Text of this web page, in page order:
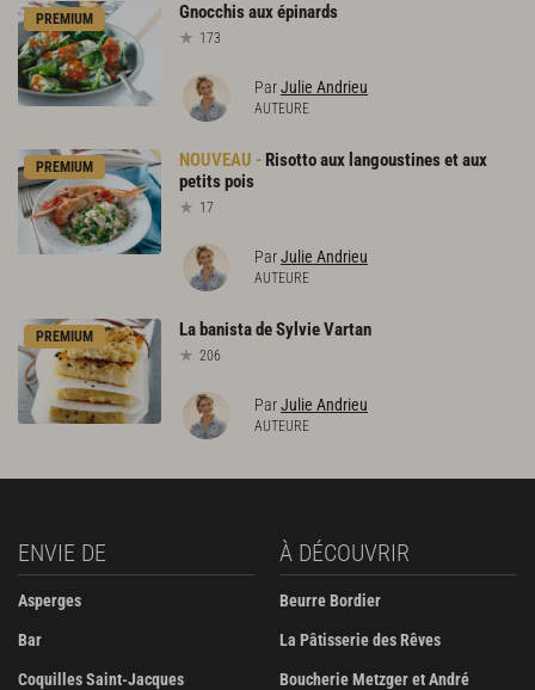
PREMIUM Gnocchisauxépinards
173
ParJulie Andrieu
AUTEURE
PREMIUM Risottoaux langoustinesetaux
petitspois
17
ParJulie Andrieu
AUTEURE
PREMIUM La banistadeSylvieVartan
206
ParJulie Andrieu
AUTEURE
ENVIE DE
Asperges
Bar
Coquilles Saint-Jacques
À DÉCOUVRIR
Beurre Bordier
La Pâtisserie des Rêves
Boucherie Metzger et André